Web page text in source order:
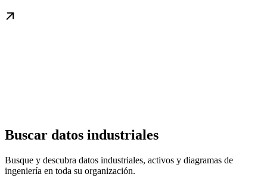
Buscar datos industriales
Busque y descubra datos industriales, activos y diagramas de
ingeniería en toda su organización.